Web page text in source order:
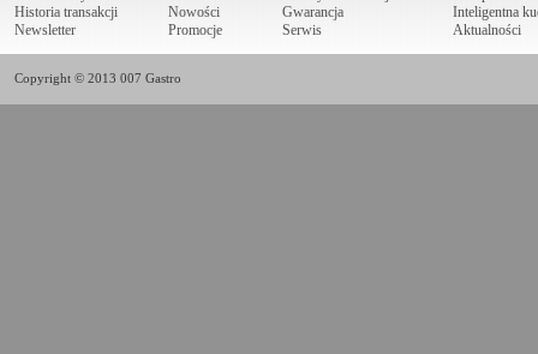
Historia transakcji
Newsletter
Nowości
Promocje
Gwarancja
Serwis
Inteligentna
Aktualności
Copyright © 2013 007 Gastro